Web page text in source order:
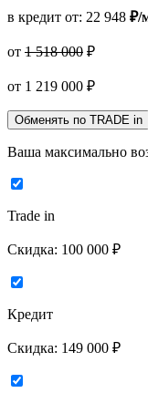
в кредит от: 22 948 ₽/
от 1 518 000 ₽
от 1 219 000 ₽
Обменять по TRADE in
Ваша максимально
Trade in
Скидка: 100 000 ₽
Кредит
Скидка: 149 000 ₽